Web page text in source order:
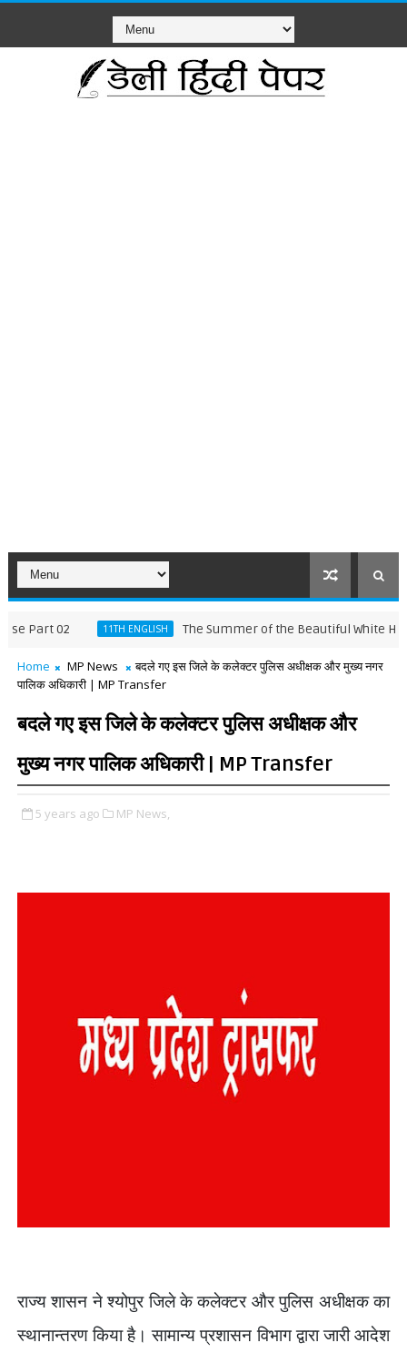
02 11TH ENGLISH The Summer of the Beautiful White Horse Part
Home MP News
बदले गए इस जिले के कलेक्टर पुलिस अधीक्षक और मुख्य नगर
पालिक अधिकारी | MP Transfer
बदले गए इस जिले के कलेक्टर पुलिस अधीक्षक और
मुख्य नगर पालिक अधिकारी | MP Transfer
5 years ago MP News,
राज्य शासन ने श्योपुर जिले के कलेक्टर और पुलिस अधीक्षक का
स्थानान्तरण किया है। सामान्य प्रशासन विभाग द्वारा जारी आदेश